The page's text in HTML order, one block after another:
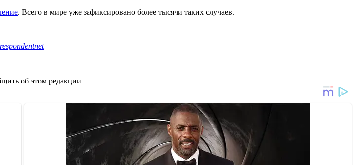
. Всего в мире уже зафиксировано более тысячи таких случаев.
об этом редакции.